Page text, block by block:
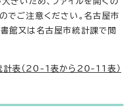
でご注意ください。名古屋市
館又は名古屋市統計課で閲
表（20-1表から20-11表）